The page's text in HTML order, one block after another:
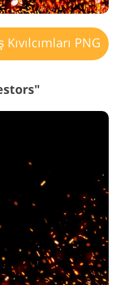
Kıvılcımları PNG